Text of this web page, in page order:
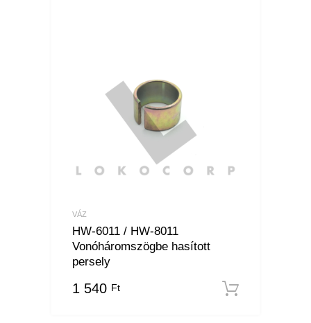
VÁZ
HW-6011 / HW-8011
Vonóháromszögbe hasított
persely
1 540 Ft